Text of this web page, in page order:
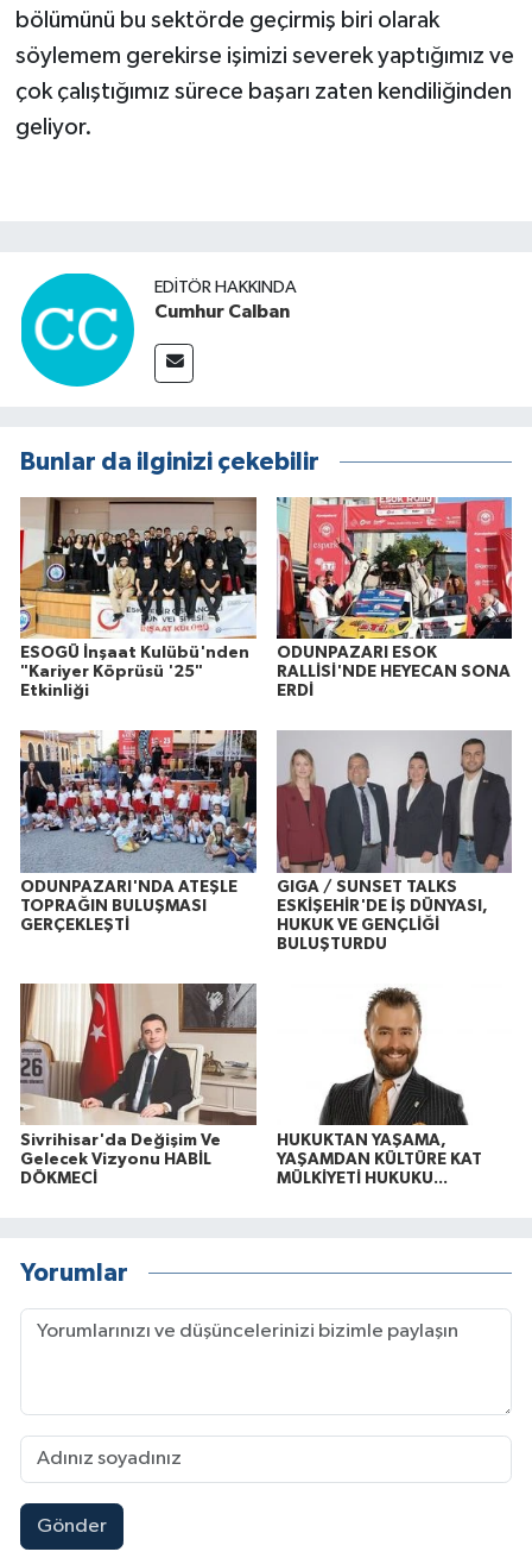
bölümünü bu sektörde geçirmiş biri olarak
söylemem gerekirse işimizi severek yaptığımız ve
çok çalıştığımız sürece başarı zaten kendiliğinden
geliyor.
EDITÖR HAKKINDA
Cumhur Calban
Bunlar da ilginizi çekebilir
ESOGÜ İnşaat Kulübü'nden
"Kariyer Köprüsü '25"
Etkinliği
ODUNPAZARI ESOK
RALLİSİ'NDE HEYECAN SONA
ERDİ
ODUNPAZARI'NDA ATEŞLE
TOPRAĞIN BULUŞMASI
GERÇEKLEŞTİ
GIGA / SUNSET TALKS
ESKİŞEHİR'DE İŞ DÜNYASI,
HUKUK VE GENÇLİĞİ
BULUŞTURDU
Sivrihisar'da Değişim Ve
Gelecek Vizyonu HABİL
DÖKMECİ
HUKUKTAN YAŞAMA,
YAŞAMDAN KÜLTÜRE KAT
MÜLKİYETİ HUKUKU...
Yorumlar
Gönder